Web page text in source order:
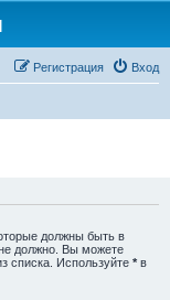
Вход
Регистрация
должны быть в
должно. Вы можете
списка. Используйте * в